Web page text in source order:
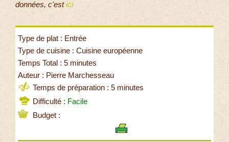
données, c'estici
Type de plat : Entrée
Type de cuisine : Cuisine européenne
Temps Total : 5 minutes
Auteur : Pierre Marchesseau
Temps de préparation : 5 minutes
Difficulté : Facile
Budget :